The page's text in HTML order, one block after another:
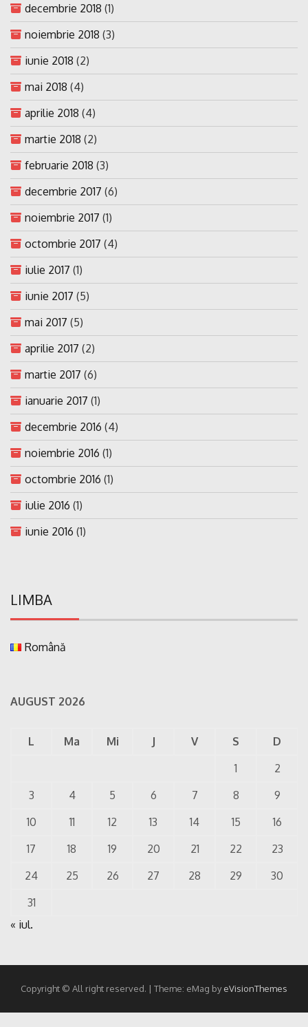
decembrie 2018 (1)
noiembrie 2018 (3)
iunie 2018 (2)
mai 2018 (4)
aprilie 2018 (4)
martie 2018 (2)
februarie 2018 (3)
decembrie 2017 (6)
noiembrie 2017 (1)
octombrie 2017 (4)
iulie 2017 (1)
iunie 2017 (5)
mai 2017 (5)
aprilie 2017 (2)
martie 2017 (6)
ianuarie 2017 (1)
decembrie 2016 (4)
noiembrie 2016 (1)
octombrie 2016 (1)
iulie 2016 (1)
iunie 2016 (1)
LIMBA
Română
AUGUST 2026
L Ma Mi J V S
D
1
2
3
4 5 6 7 8
9
10
11 12 13 14 15
16
17
18 19 20 21 22
23
24
25 26 27 28 29
30
31
« iul.
Copyright © All right reserved. | Theme: eMag byeVisionThemes